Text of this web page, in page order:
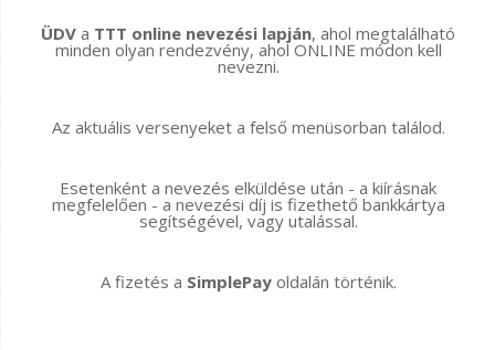
ÜDV a TTT online nevezési lapján, ahol megtalálható
minden olyan rendezvény, ahol ONLINE módon kell
nevezni.
Az aktuális versenyeket a felső menüsorban találod.
Esetenként a nevezés elküldése után - a kiírásnak
megfelelően - a nevezési díj is fizethető bankkártya
segítségével, vagy utalással.
A fizetés a SimplePayoldalán történik.